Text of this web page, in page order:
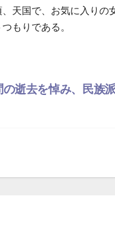
天国で、お気に入り
もりである。
逝去を悼み、民族